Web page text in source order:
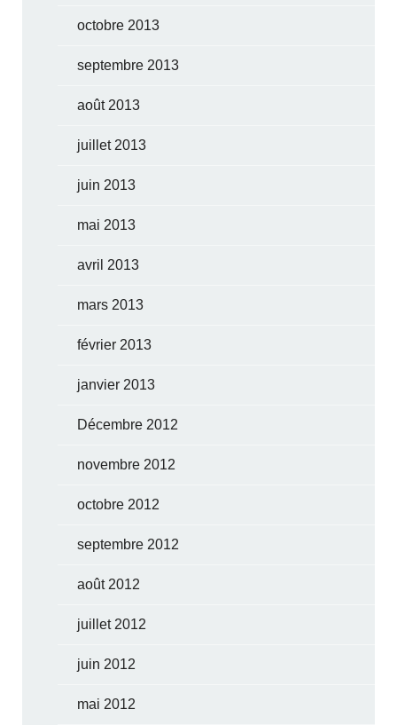
octobre 2013
septembre 2013
août 2013
juillet 2013
juin 2013
mai 2013
avril 2013
mars 2013
février 2013
janvier 2013
Décembre 2012
novembre 2012
octobre 2012
septembre 2012
août 2012
juillet 2012
juin 2012
mai 2012